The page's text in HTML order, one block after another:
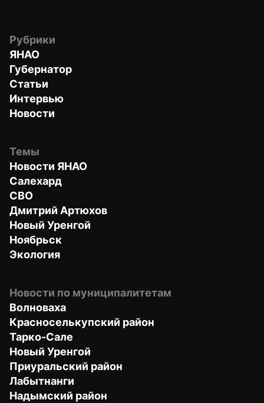
Рубрики
ЯНАО
Губернатор
Статьи
Интервью
Новости
Темы
Новости ЯНАО
Салехард
СВО
Дмитрий Артюхов
Новый Уренгой
Ноябрьск
Экология
Новости по муниципалитетам
Волноваха
Красноселькупский район
Тарко-Сале
Новый Уренгой
Приуральский район
Лабытнанги
Надымский район